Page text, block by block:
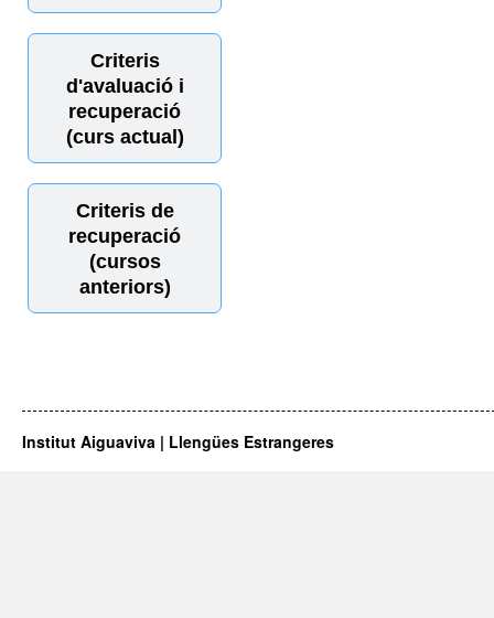
Criteris
d'avaluació i
recuperació
(curs actual)
Criteris de
recuperació
(cursos
anteriors)
Institut Aiguaviva | Llengües Estrangeres